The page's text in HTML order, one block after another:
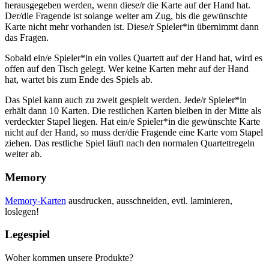
herausgegeben werden, wenn diese/r die Karte auf der Hand hat.
Der/die Fragende ist solange weiter am Zug, bis die gewünschte
Karte nicht mehr vorhanden ist. Diese/r Spieler*in übernimmt dann
das Fragen.
Sobald ein/e Spieler*in ein volles Quartett auf der Hand hat, wird es
offen auf den Tisch gelegt. Wer keine Karten mehr auf der Hand
hat, wartet bis zum Ende des Spiels ab.
Das Spiel kann auch zu zweit gespielt werden. Jede/r Spieler*in
erhält dann 10 Karten. Die restlichen Karten bleiben in der Mitte als
verdeckter Stapel liegen. Hat ein/e Spieler*in die gewünschte Karte
nicht auf der Hand, so muss der/die Fragende eine Karte vom Stapel
ziehen. Das restliche Spiel läuft nach den normalen Quartettregeln
weiter ab.
Memory
Memory-Karten ausdrucken, ausschneiden, evtl. laminieren,
loslegen!
Legespiel
Woher kommen unsere Produkte?